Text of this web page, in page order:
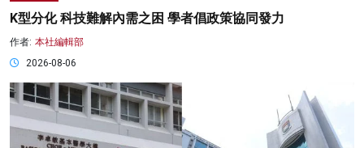
K型分化 科技難解內需之困 學者倡政策協同發力
作者: 本社編輯部
2026-08-06